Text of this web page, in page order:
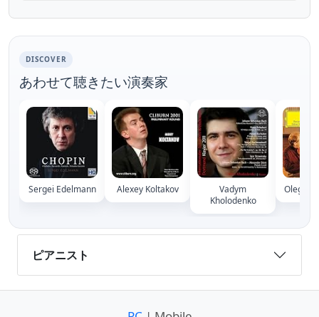
DISCOVER
あわせて聴きたい演奏家
Sergei Edelmann Alexey Koltakov
Vadym
Kholodenko
Oleg
ピアニスト